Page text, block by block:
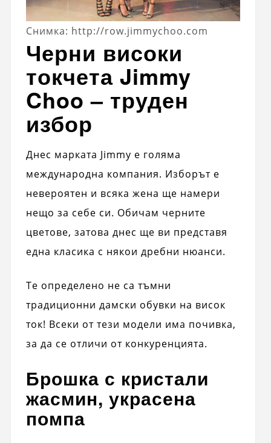
Снимка: http://row.jimmychoo.com
Черни високи
токчета Jimmy
Choo – труден
избор
Днес марката Jimmy е голяма
международна компания. Изборът е
невероятен и всяка жена ще намери
нещо за себе си. Обичам черните
цветове, затова днес ще ви представя
една класика с някои дребни нюанси.
Те определено не са тъмни
традиционни дамски обувки на висок
ток! Всеки от тези модели има почивка,
за да се отличи от конкуренцията.
Брошка с кристали
жасмин, украсена
помпа